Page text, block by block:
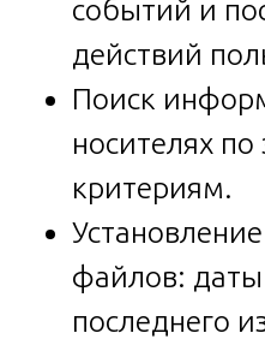
событий и
действий
Поиск
носителях
критериям.
файлов: даты
последнего